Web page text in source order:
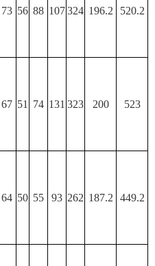
73 56 88 107324 196.2 520.2
67 51 74 131 323 200 523
64 50 55 93 262 187.2 449.2